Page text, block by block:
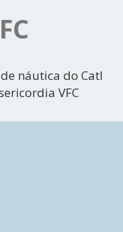
náutica do Catl
VFC